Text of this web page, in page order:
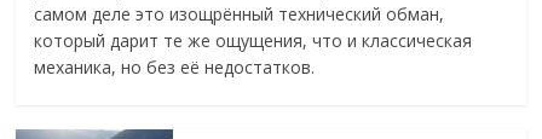
самом деле это изощрённый технический обман,
который дарит те же ощущения, что и классическая
механика, но без её недостатков.